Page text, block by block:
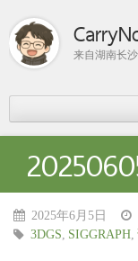
来自湖南长沙
比赛总结
ACM-ICPC
分享
上课内容
2025年6月5日
3DGS
SIGGRAPH